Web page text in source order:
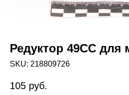
Редуктор 49СС для
SKU: 218809726
105 руб.